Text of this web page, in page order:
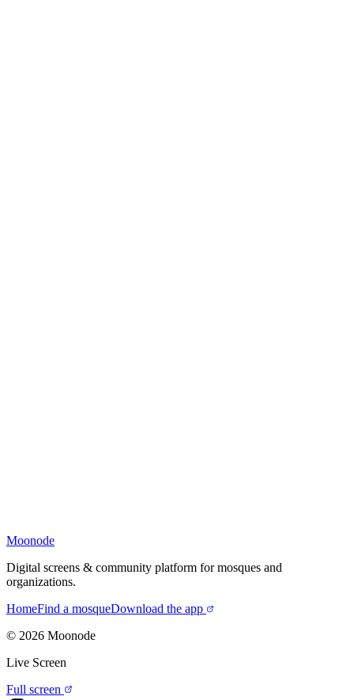
Moonode
Digital screens & community platform for mosques and
organizations.
HomeFind a mosqueDownload the app
© 2026 Moonode
Live Screen
Full screen